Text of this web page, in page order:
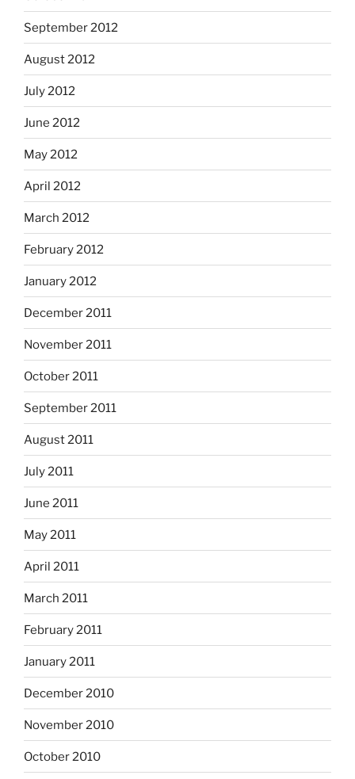
September 2012
August 2012
July 2012
June 2012
May 2012
April 2012
March 2012
February 2012
January 2012
December 2011
November 2011
October 2011
September 2011
August 2011
July 2011
June 2011
May 2011
April 2011
March 2011
February 2011
January 2011
December 2010
November 2010
October 2010